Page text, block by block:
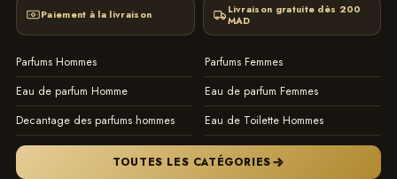
Paiement à la livraison
Livraison gratuite dès 200
MAD
Parfums Hommes
Parfums Femmes
Eau de parfum Homme
Eau de parfum Femmes
Decantage des parfums hommes
Eau de Toilette Hommes
TOUTES LES CATÉGORIES